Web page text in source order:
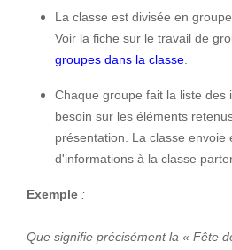
La classe est divisée en
Voir la fiche sur le travail de
groupes dans la classe.
Chaque groupe fait la liste des
besoin sur les éléments
présentation. La classe envoie
d'informations à la classe
Exemple :
Que signifie précisément la « Fête